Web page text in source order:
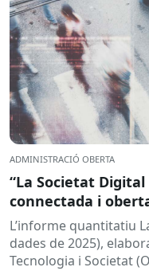
ADMINISTRACIÓ OBERTA
“La Societat
connectada i
L’informe quantitatiu
dades de 2025),
Tecnologia i Societat